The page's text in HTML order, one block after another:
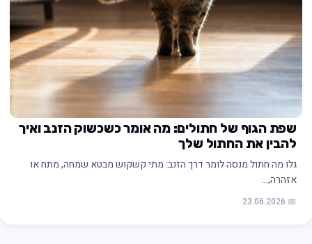
שפת הגוף של חתולים: מה אומר כשכשוק הזנב ואיך
להבין את החתול שלך
גלו מה חתול מנסה לומר דרך הזנב: מתי קשקוש מבטא שמחה, מתח או
אזהרה,…
📅 23.06.2026